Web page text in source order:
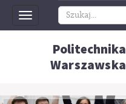
Toggle
navigation
Politechnika
Warszawska